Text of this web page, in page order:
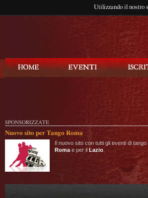
Utilizzando il nostro
SPONSORIZZATE
Nuovo sito per Tango Roma
Il nuovo sito con tutti gli eventi di tango
Roma e per il Lazio